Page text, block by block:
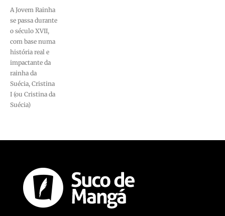
A Jovem Rainha
se passa durante
o século XVII,
com base numa
história real e
impactante da
rainha da
Suécia, Cristina
I (ou Cristina da
Suécia)